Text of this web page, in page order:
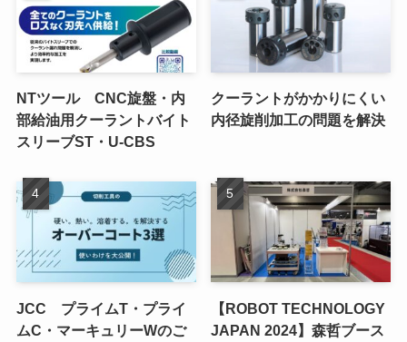
NTツール CNC旋盤・内
部給油用クーラントバイト
スリーブST・U-CBS
クーラントがかかりにくい
内径旋削加工の問題を解決
JCC プライムT・プライ
ムC・マーキュリーWのご
【ROBOT TECHNOLOGY
JAPAN 2024】森哲ブース